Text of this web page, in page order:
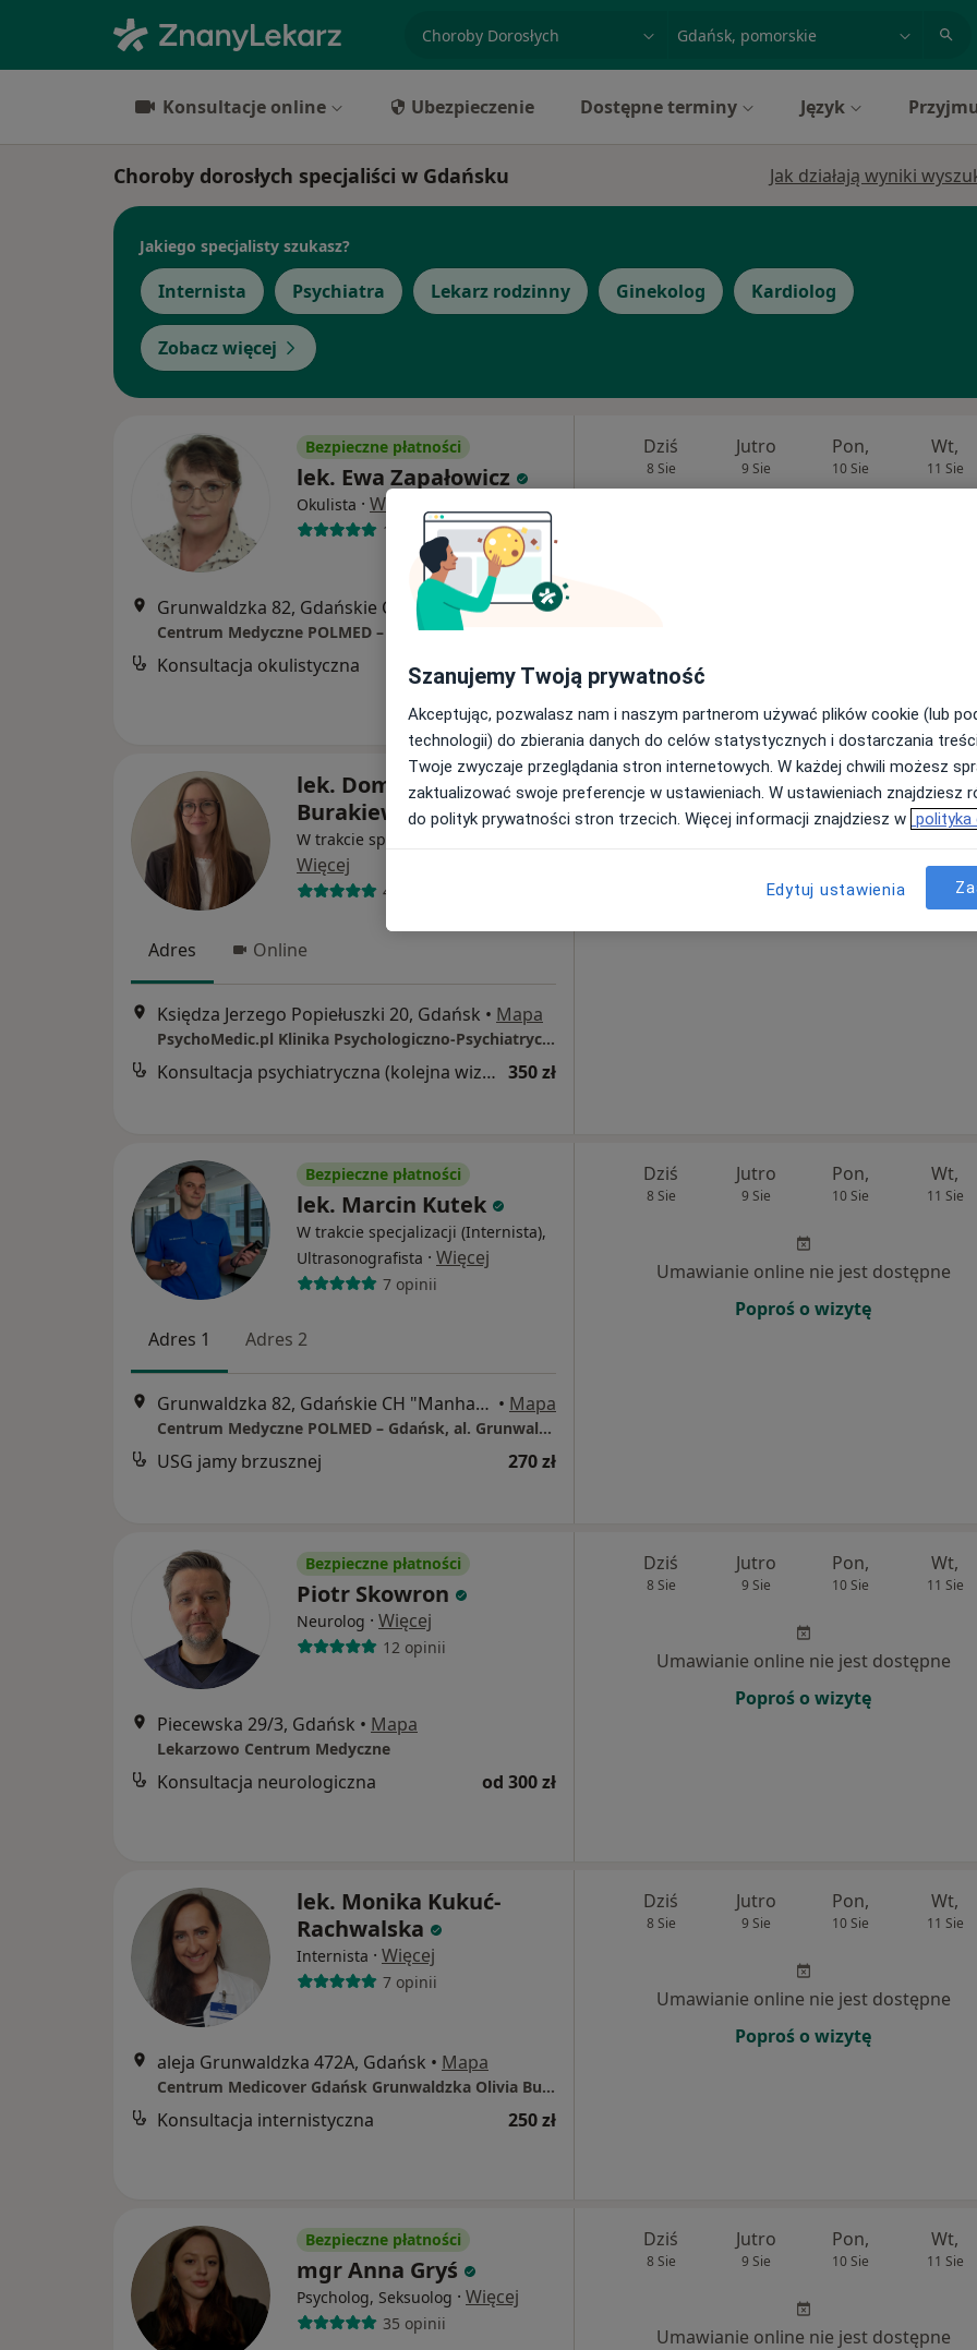
specjalizacja, badanie lub nazwiskomiasto lub dzielnica
Konsultacje online Ubezpieczenie Dostępne terminy Język
Choroby dorosłych specjaliści w Gdańsku Jak działają wyniki
Jakiego specjalisty szukasz?
Internista Psychiatra Lekarz rodzinny Ginekolog Kardiolog
Zobacz więcej
Bezpieczne płatności
lek. Ewa Zapałowicz
Okulista · Więcej
172 opinie
Grunwaldzka 82, Gdańskie CH "Manhattan", Gdańsk •Mapa
Konsultacja okulistyczna 260 zł
Dziś
8 Sie
Jutro
9 Sie
Pon,
10 Sie
Wt,
11 Sie
lek. Dominika
Burakiewicz
W trakcie specjalizacji (Psychiatra)
Więcej
4 opinie
Adres Online
Księdza Jerzego Popiełuszki 20, Gdańsk • Mapa
PsychoMedic.pl Klinika Psychologiczno-Psychiatryczna Gdańsk ul. Popiełuszki 20 (Śródmieście / DOKI)
Konsultacja psychiatryczna (kolejna wizyta) 350 zł
Dziś Jutro Pon, Wt,
11 Sie
Umawianie online nie jest dostępne
Bezpieczne płatności
lek. Marcin Kutek
W trakcie specjalizacji (Internista),
Ultrasonografista · Więcej
7 opinii
Adres 1 Adres 2
Grunwaldzka 82, Gdańskie CH "Manhattan", Gdańsk • Mapa
Centrum Medyczne POLMED – Gdańsk, al. Grunwaldzka 82
USG jamy brzusznej 270 zł
Dziś
8 Sie
Jutro
9 Sie
Pon,
10 Sie
Wt,
11 Sie
Umawianie online nie jest dostępne
Poproś o wizytę
Bezpieczne płatności
Piotr Skowron
Neurolog · Więcej
12 opinii
Piecewska 29/3, Gdańsk • Mapa
Lekarzowo Centrum Medyczne
Konsultacja neurologiczna od 300 zł
Dziś
8 Sie
Jutro
9 Sie
Pon,
10 Sie
Wt,
11 Sie
Umawianie online nie jest dostępne
Poproś o wizytę
lek. Monika Kukuć-
Rachwalska
Internista · Więcej
7 opinii
aleja Grunwaldzka 472A, Gdańsk • Mapa
Centrum Medicover Gdańsk Grunwaldzka Olivia Business Center
Konsultacja internistyczna 250 zł
Dziś
8 Sie
Jutro
9 Sie
Pon,
10 Sie
Wt,
11 Sie
Umawianie online nie jest dostępne
Poproś o wizytę
Bezpieczne płatności
mgr Anna Gryś
Psycholog, Seksuolog · Więcej
35 opinii
Dziś
8 Sie
Jutro
9 Sie
Pon,
10 Sie
Wt,
11 Sie
Umawianie online nie jest dostępne
Szanujemy Twoją prywatność
Akceptując, pozwalasz nam i naszym partnerom używać plików cookie (lub
technologii) do zbierania danych do celów statystycznych i dostarczania
Twoje zwyczaje przeglądania stron internetowych. W każdej chwili możesz
zaktualizować swoje preferencje w ustawieniach. W ustawieniach znajdziesz
do polityk prywatności stron trzecich. Więcej informacji znajdziesz w polityka
Edytuj ustawienia